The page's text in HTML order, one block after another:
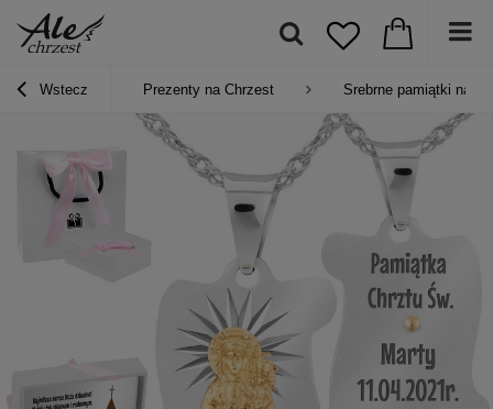
Wstecz Prezenty na Chrzest Srebrne pamiątki na